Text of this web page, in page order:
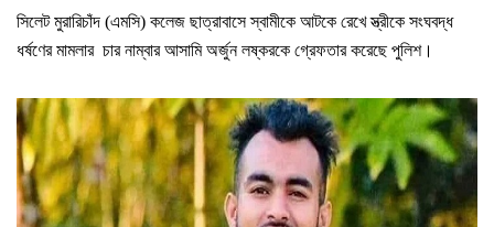
সিলেট মুরারিচাঁদ (এমসি) কলেজ ছাত্রাবাসে স্বামীকে আটকে রেখে স্ত্রীকে সংঘবদ্ধ
ধর্ষণের মামলার চার নাম্বার আসামি অর্জুন লষ্করকে গ্রেফতার করেছে পুলিশ।